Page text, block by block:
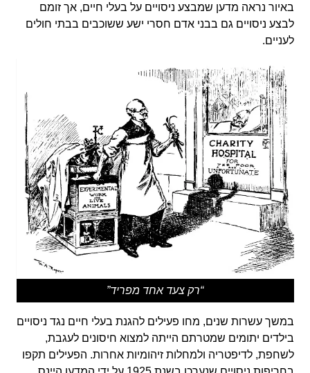
באיור נראה מדען שמבצע ניסויים על בעלי חיים, אך זומם
לבצע ניסויים גם בבני אדם חסרי ישע ששוכבים בבתי חולים
לעניים.
“רק צעד אחד מפריד”
במשך עשרות שנים, מחו פעילים להגנת בעלי חיים נגד ניסויים
בילדים יתומים שמטרתם הייתה למצוא חיסונים לעגבת,
לשחפת, לדיפטריה ולמחלות זיהומיות אחרות. הפעילים תקפו